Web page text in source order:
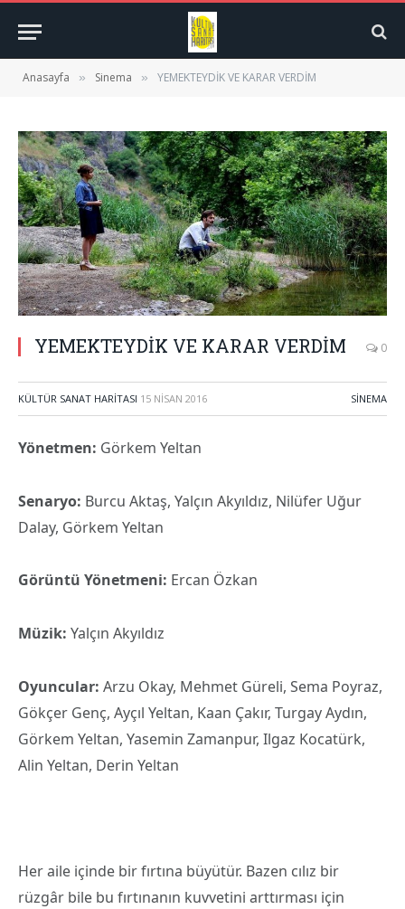
Anasayfa » Sinema » YEMEKTEYDİK VE KARAR VERDİM
YEMEKTEYDİK VE KARAR VERDİM 0
KÜLTÜR SANAT HARITASI 15 NISAN 2016 SINEMA
Yönetmen: Görkem Yeltan
Senaryo: Burcu Aktaş, Yalçın Akyıldız, Nilüfer Uğur
Dalay, Görkem Yeltan
Görüntü Yönetmeni: Ercan Özkan
Müzik: Yalçın Akyıldız
Oyuncular: Arzu Okay, Mehmet Güreli, Sema Poyraz,
Gökçer Genç, Ayçıl Yeltan, Kaan Çakır, Turgay Aydın,
Görkem Yeltan, Yasemin Zamanpur, Ilgaz Kocatürk,
Alin Yeltan, Derin Yeltan
Her aile içinde bir fırtına büyütür. Bazen cılız bir
rüzgâr bile bu fırtınanın kuvvetini arttırması için